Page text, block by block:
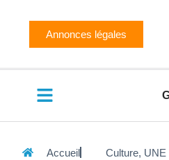
Annonces légales
Accueil Culture, UNE